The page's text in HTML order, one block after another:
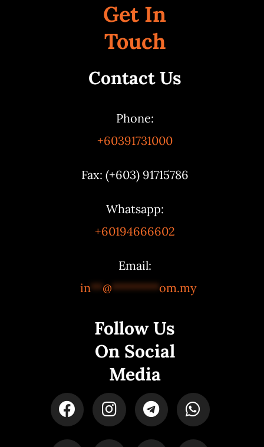
Get In
Touch
Contact Us
Phone:
+60391731000
Fax: (+603) 91715786
Whatsapp:
+60194666602
Email:
in**@********om.my
Follow Us
On Social
Media